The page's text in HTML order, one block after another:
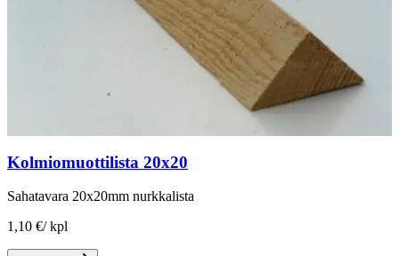
Kolmiomuottilista 20x20
Sahatavara 20x20mm nurkkalista
1,10 €/ kpl